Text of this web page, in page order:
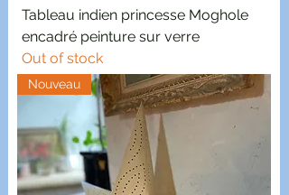
Tableau indien princesse Moghole
encadré peinture sur verre
Out of stock
Nouveau